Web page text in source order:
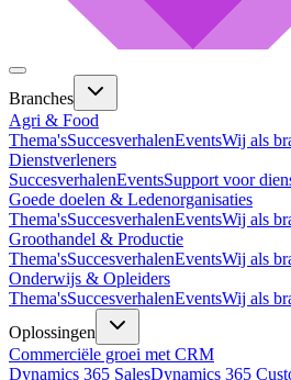
Branches
Agri & Food
Thema'sSuccesverhalenEventsWij als
Dienstverleners
SuccesverhalenEventsSupport voor
Goede doelen & Ledenorganisaties
Thema'sSuccesverhalenEventsWij als
Groothandel & Productie
Thema'sSuccesverhalenEventsWij als
Onderwijs & Opleiders
Thema'sSuccesverhalenEventsWij als
Oplossingen
Commerciële groei met CRM
Dynamics 365 SalesDynamics 365